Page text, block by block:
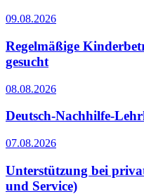
09.08.2026
Regelmäßige
gesucht
08.08.2026
Deutsch-Nachhilfe-
07.08.2026
Unterstützung bei
und Service)